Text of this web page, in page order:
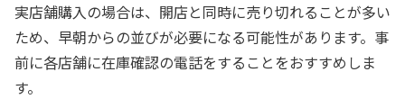
実店舗購入の場合は、開店と同時に売り切れることが多い
ため、早朝からの並びが必要になる可能性があります。事
前に各店舗に在庫確認の電話をすることをおすすめしま
す。